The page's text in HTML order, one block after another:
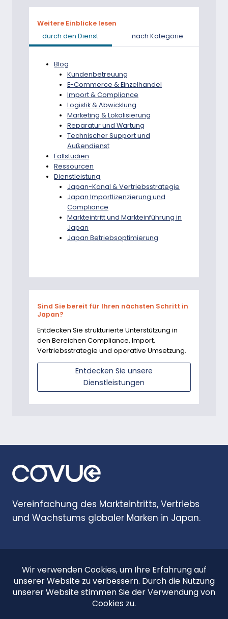
Weitere Einblicke lesen
durch den Dienst
nach Kategorie
Blog
Kundenbetreuung
E-Commerce & Einzelhandel
Import & Compliance
Logistik & Abwicklung
Marketing & Lokalisierung
Reparatur und Wartung
Technischer Support und
Außendienst
Fallstudien
Ressourcen
Dienstleistung
Japan-Kanal & Vertriebsstrategie
Japan Importlizenzierung und
Compliance
Markteintritt und Markteinführung in
Japan
Japan Betriebsoptimierung
Sind Sie bereit für Ihren nächsten Schritt in
Japan?
Entdecken Sie strukturierte Unterstützung in
den Bereichen Compliance, Import,
Vertriebsstrategie und operative Umsetzung.
Entdecken Sie unsere
Dienstleistungen
Vereinfachung des Markteintritts, Vertriebs
und Wachstums globaler Marken in Japan.
Kontaktieren Sie uns
© 2026 COVUE, Alle Rechte vorbehalten.